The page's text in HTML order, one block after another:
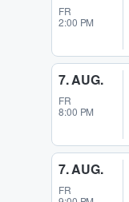
FR
2:00 PM
7. AUG.
FR
8:00 PM
7. AUG.
FR